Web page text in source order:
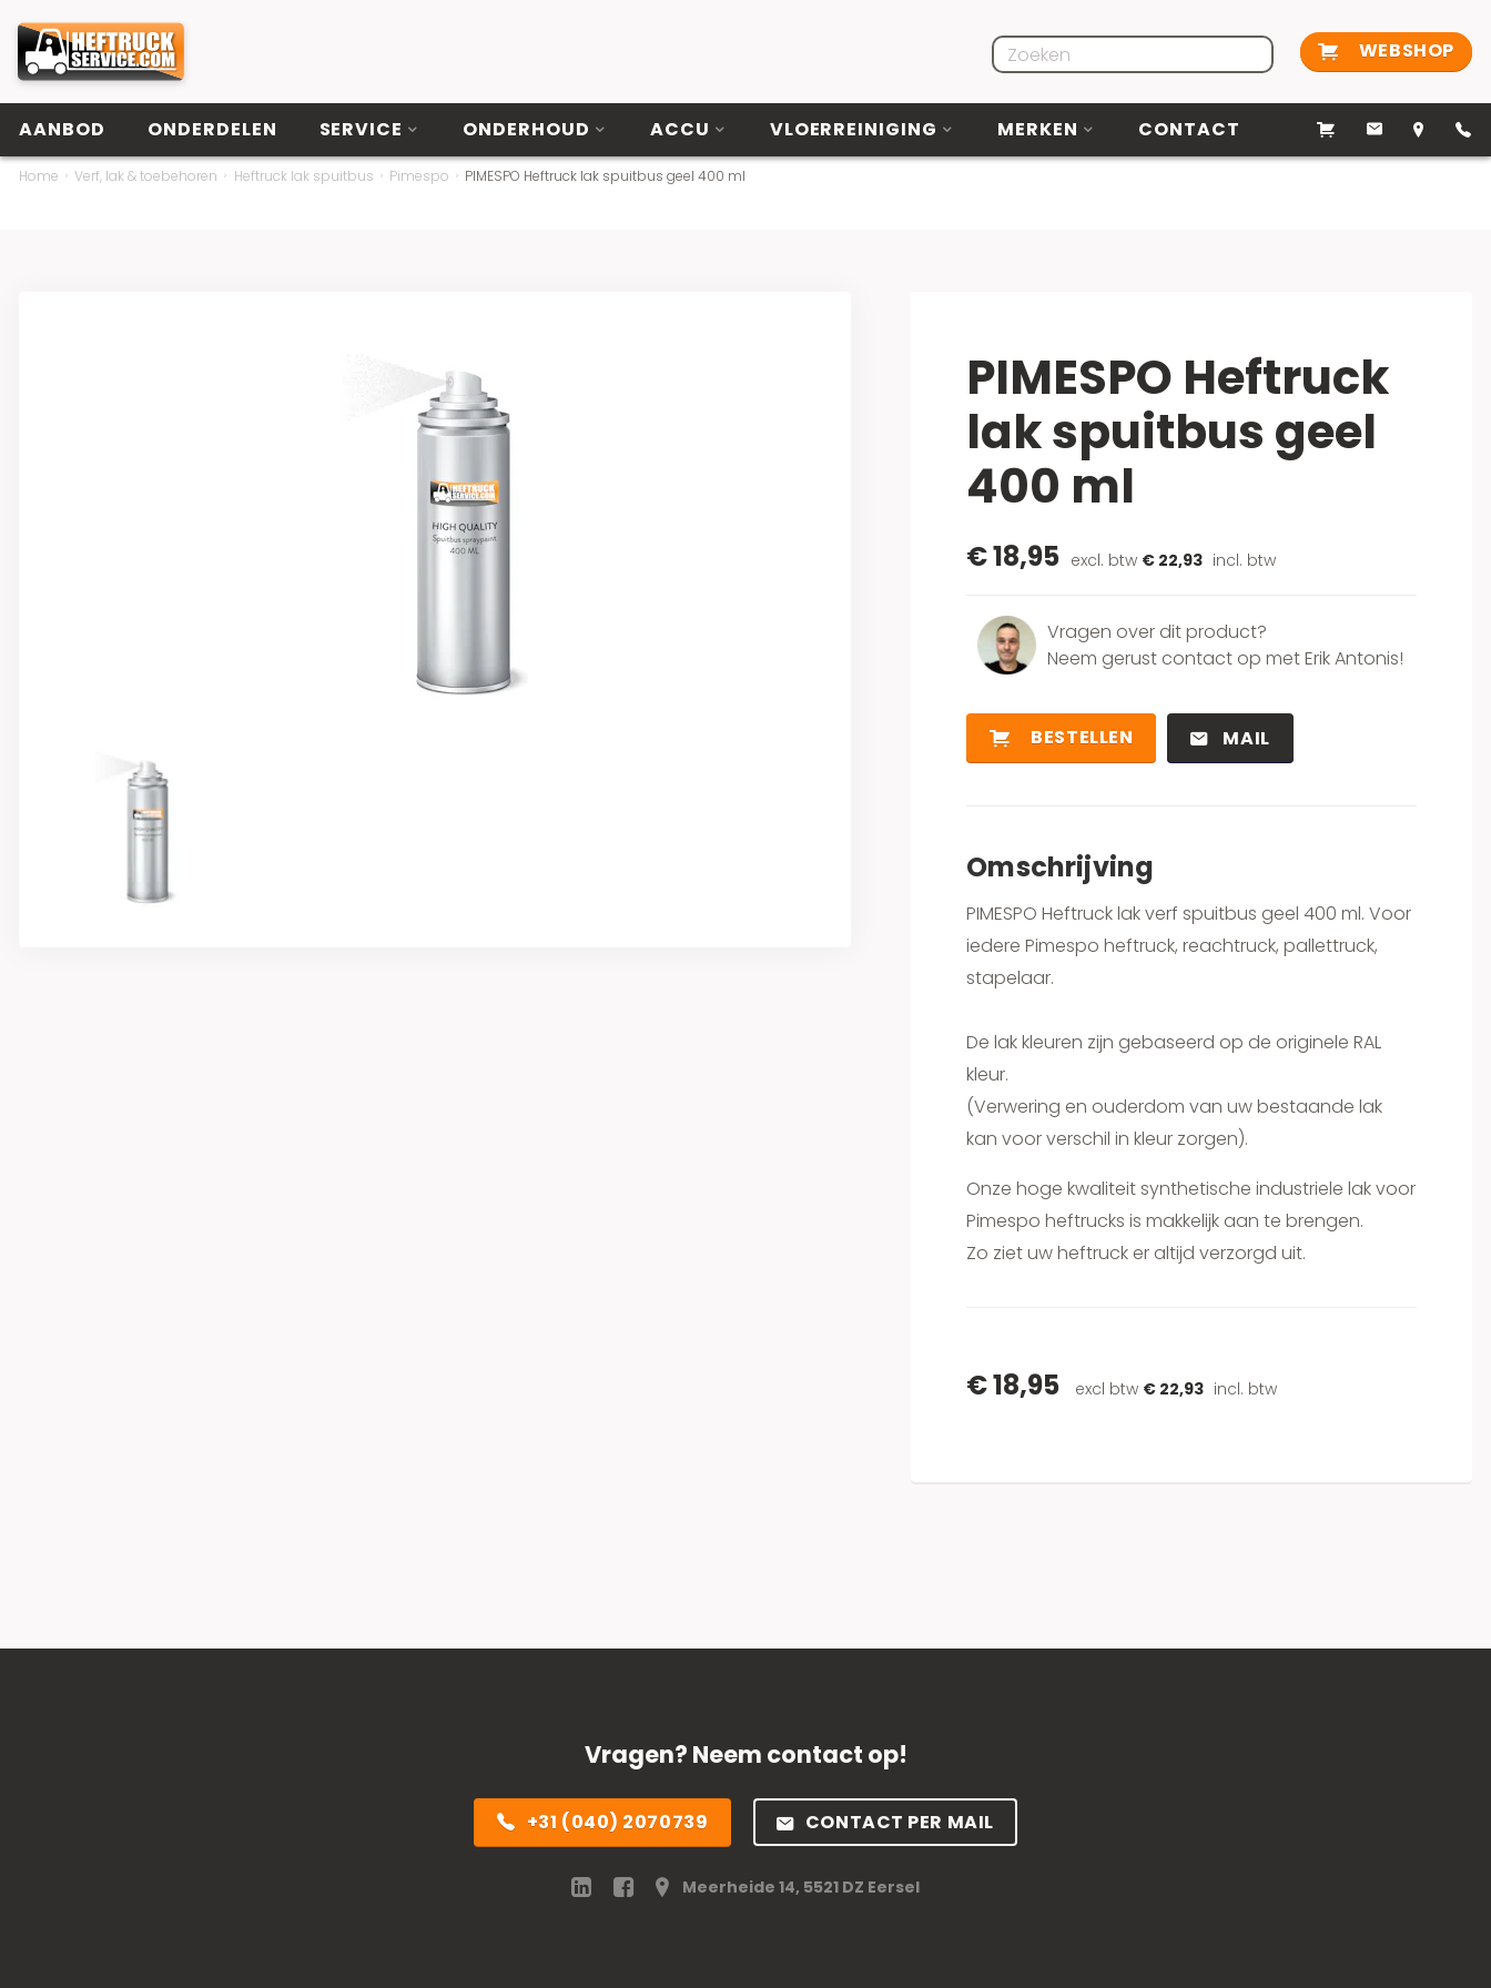
WEBSHOP
AANBOD ONDERDELEN SERVICE ONDERHOUD ACCU VLOERREINIGING MERKEN CONTACT
Home Verf, lak & toebehoren Heftruck lak spuitbus Pimespo PIMESPO Heftruck lak spuitbus geel 400 ml
PIMESPO Heftruck
lak spuitbus geel
400 ml
€ 18,95 excl. btw € 22,93 incl. btw
Vragen over dit product?
Neem gerust contact op met Erik Antonis!
BESTELLEN MAIL
Omschrijving
PIMESPO Heftruck lak verf spuitbus geel 400 ml. Voor
iedere Pimespo heftruck, reachtruck, pallettruck,
stapelaar.
De lak kleuren zijn gebaseerd op de originele RAL
kleur.
(Verwering en ouderdom van uw bestaande lak
kan voor verschil in kleur zorgen).
Onze hoge kwaliteit synthetische industriele lak voor
Pimespo heftrucks is makkelijk aan te brengen.
Zo ziet uw heftruck er altijd verzorgd uit.
€ 18,95 excl btw € 22,93 incl. btw
Vragen? Neem contact op!
+31 (040) 2070739 CONTACT PER MAIL
Meerheide 14, 5521 DZ Eersel